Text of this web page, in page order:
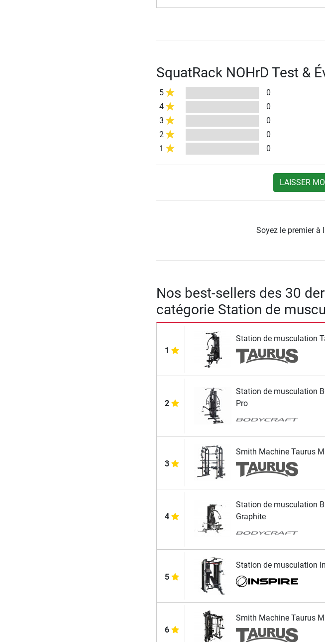
SquatRack NOHrD Test &
5
0
4
0
3
0
2
0
1
0
LAISSER
Soyez le premier à
Nos best-sellers des 30
catégorie Station de
1
Station de musculation
2
Station de musculation
Pro
3
Smith Machine Taurus
4
Station de musculation
Graphite
5
Station de musculation
6
Smith Machine Taurus